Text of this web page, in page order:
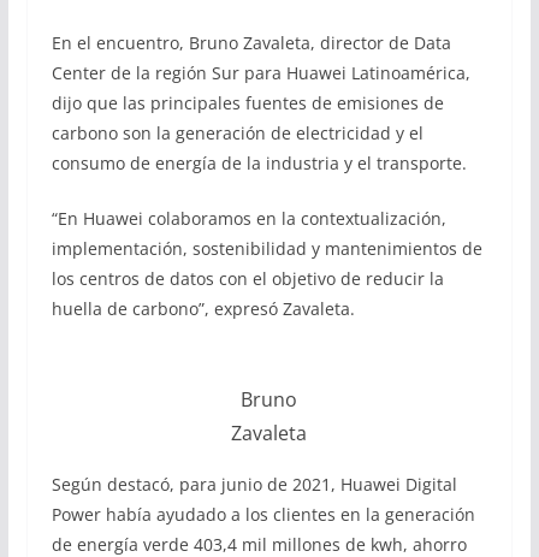
En el encuentro, Bruno Zavaleta, director de Data
Center de la región Sur para Huawei Latinoamérica,
dijo que las principales fuentes de emisiones de
carbono son la generación de electricidad y el
consumo de energía de la industria y el transporte.
“En Huawei colaboramos en la contextualización,
implementación, sostenibilidad y mantenimientos de
los centros de datos con el objetivo de reducir la
huella de carbono”, expresó Zavaleta.
Bruno
Zavaleta
Según destacó, para junio de 2021, Huawei Digital
Power había ayudado a los clientes en la generación
de energía verde 403,4 mil millones de kwh, ahorro